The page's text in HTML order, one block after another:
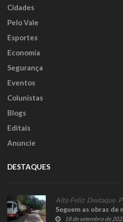
Cidades
Pelo Vale
Esportes
Economia
Segurança
Eventos
Colunistas
Blogs
Editais
Anuncie
DESTAQUES
Alto Feliz, Destaque,
Seguem as obras de
18 de setembro de